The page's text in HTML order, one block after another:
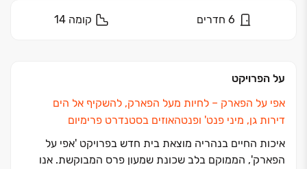
6 חדרים קומה 14
על הפרויקט
אפי על הפארק ‏– לחיות מעל הפארק, להשקיף אל הים
דירות גן, מיני פנט' ופנטהאוזים בסטנדרט פרימיום
איכות החיים בנהריה מוצאת בית חדש בפרויקט 'אפי על
הפארק', הממוקם בלב שכונת שמעון פרס המבוקשת. אנו